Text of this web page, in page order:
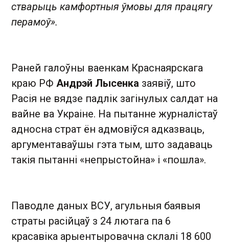
стварыць камфортныя ўмовы для працягу
перамоў».
Раней галоўны ваенкам Краснаярскага
краю РФ Андрэй Лысенка заявіў, што
Расія не вядзе падлік загінулых салдат на
вайне ва Украіне. На пытанне журналістаў
адносна страт ён адмовіўся адказваць,
аргументаваўшы гэта тым, што задаваць
такія пытанні «непрыстойна» і «пошла».
Паводле даных ВСУ, агульныя баявыя
страты расійцаў з 24 лютага па 6
красавіка арыентыровачна склалі 18 600